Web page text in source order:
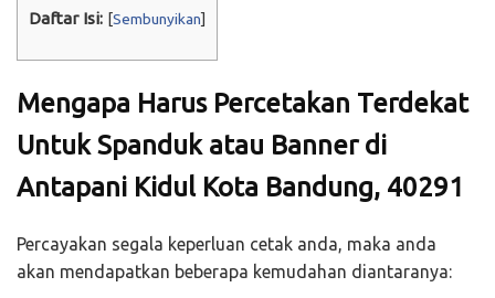
Daftar Isi: [Sembunyikan]
Mengapa Harus Percetakan Terdekat
Untuk Spanduk atau Banner di
Antapani Kidul Kota Bandung, 40291
Percayakan segala keperluan cetak anda, maka anda
akan mendapatkan beberapa kemudahan diantaranya: